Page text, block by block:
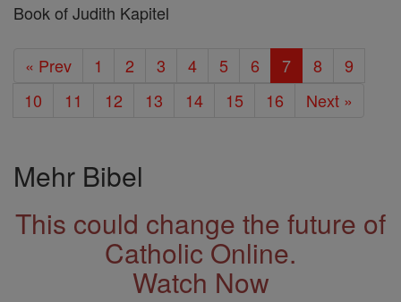
Book of Judith Kapitel
« Prev 1 2 3 4 5 6 7 8
9
10
11 12 13 14 15 16 Next »
Mehr Bibel
This could change the future of
Catholic Online.
Watch Now